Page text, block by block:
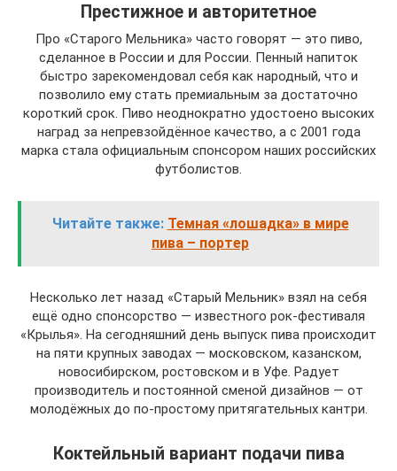
Престижное и авторитетное
Про «Старого Мельника» часто говорят — это пиво,
сделанное в России и для России. Пенный напиток
быстро зарекомендовал себя как народный, что и
позволило ему стать премиальным за достаточно
короткий срок. Пиво неоднократно удостоено высоких
наград за непревзойдённое качество, а с 2001 года
марка стала официальным спонсором наших российских
футболистов.
Читайте также: Темная «лошадка» в мире
пива – портер
Несколько лет назад «Старый Мельник» взял на себя
ещё одно спонсорство — известного рок-фестиваля
«Крылья». На сегодняшний день выпуск пива происходит
на пяти крупных заводах — московском, казанском,
новосибирском, ростовском и в Уфе. Радует
производитель и постоянной сменой дизайнов — от
молодёжных до по-простому притягательных кантри.
Коктейльный вариант подачи пива